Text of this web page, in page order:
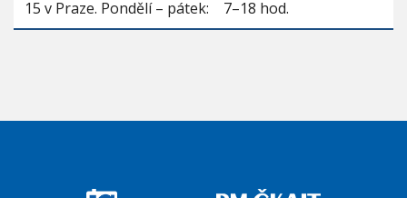
15 v Praze. Pondělí – pátek: 7–18 hod.